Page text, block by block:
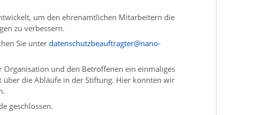
um den ehrenamtlichen Mitarbeitern die
zu verbessern.
Sie unter datenschutzbeauftragter@nano-
Organisation und den Betroffenen ein einmaliges
die Abläufe in der Stiftung. Hier konnten wir
geschlossen.